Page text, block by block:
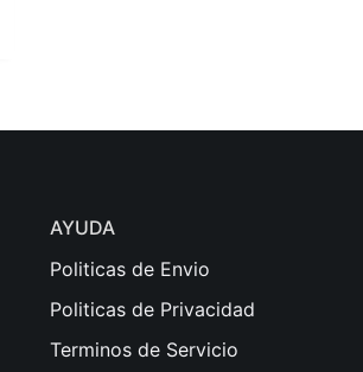
AYUDA
Politicas de Envio
Politicas de Privacidad
Terminos de Servicio